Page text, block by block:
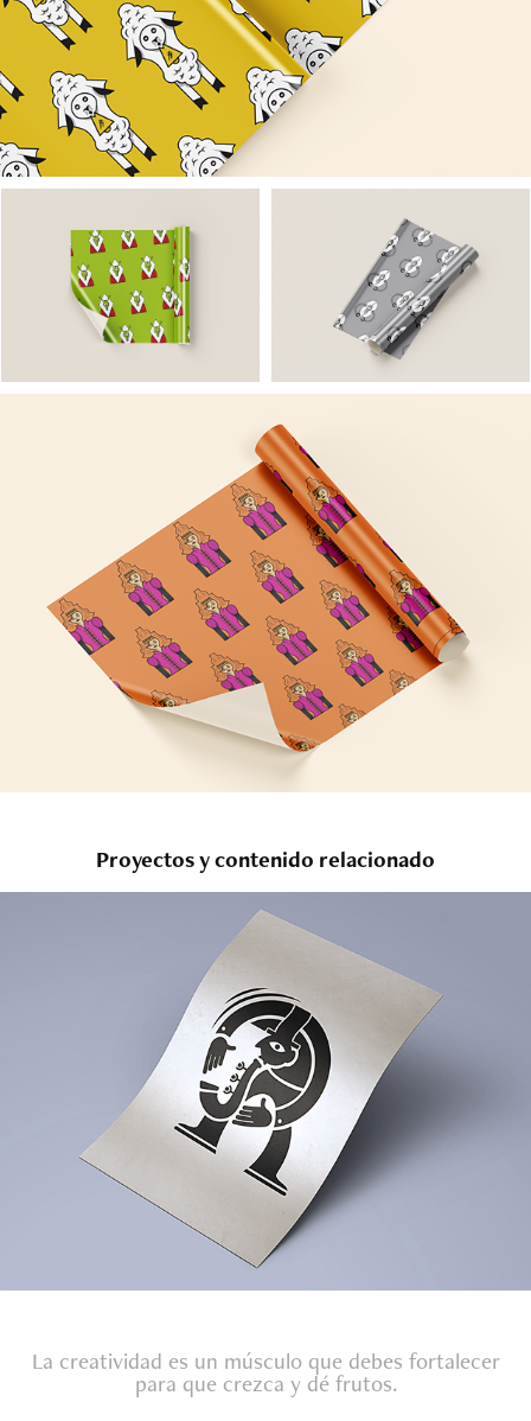
Proyectos y contenido relacionado
Musik - Pictogramas + Isotipo
2022
La creatividad es un músculo que debes fortalecer
para que crezca y dé frutos.